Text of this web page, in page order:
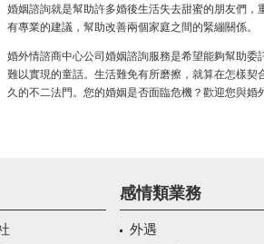
婚姻諮詢就是幫助許多婚後生活失去甜蜜的朋友們
有專業的建議，幫助改善兩個家庭之間的緊繃關係。
婚外情諮商中心公司婚姻諮詢服務是希望能夠幫助
難以實現的童話。生活難免有所磨擦，就算在怎樣
久的不二法門。您的婚姻是否面臨危機？歡迎您與婚
感情類業務
外遇